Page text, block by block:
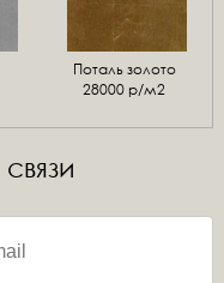
Поталь золото
28000 р/м2